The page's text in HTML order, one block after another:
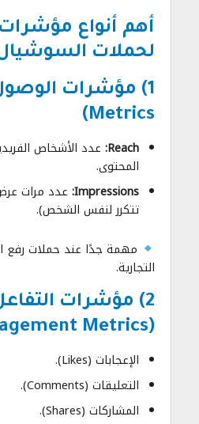
أهم أنواع مؤشرات
لحملات السوشيال
Metrics)
Reach: عدد الأشخاص
المحتوى.
Impressions: عدد مرات
تتكرر لنفس الشخص).
مهمة جدًا عند حملات رفع
التجارية.
2) مؤشرات
(Engagement Metrics)
الإعجابات (Likes).
التعليقات (Comments).
المشاركات (Shares).